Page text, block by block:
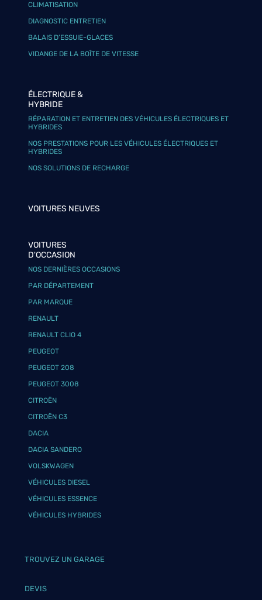
CLIMATISATION
DIAGNOSTIC ENTRETIEN
BALAIS D’ESSUIE-GLACES
VIDANGE DE LA BOÎTE DE VITESSE
ÉLECTRIQUE &
HYBRIDE
RÉPARATION ET ENTRETIEN DES VÉHICULES ÉLECTRIQUES ET
HYBRIDES
NOS PRESTATIONS POUR LES VÉHICULES ÉLECTRIQUES ET
HYBRIDES
NOS SOLUTIONS DE RECHARGE
VOITURES NEUVES
VOITURES
D'OCCASION
NOS DERNIÈRES OCCASIONS
PAR DÉPARTEMENT
PAR MARQUE
RENAULT
RENAULT CLIO 4
PEUGEOT
PEUGEOT 208
PEUGEOT 3008
CITROËN
CITROËN C3
DACIA
DACIA SANDERO
VOLSKWAGEN
VÉHICULES DIESEL
VÉHICULES ESSENCE
VÉHICULES HYBRIDES
TROUVEZ UN GARAGE
DEVIS